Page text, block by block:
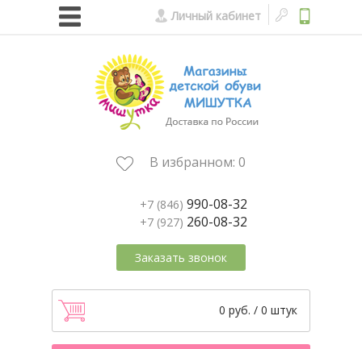
Личный кабинет
В избранном: 0
+7 (846) 990-08-32
+7 (927) 260-08-32
Заказать звонок
0 руб. / 0 штук